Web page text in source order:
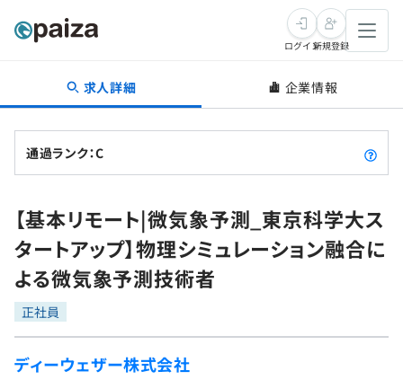
転職・キャリア
転職成功ガイド
転職エージェント
インタビュー
転職成功ガイド
新卒就活
求人検索
本選考
インターン
新卒エージェント
学習
問題集
4択課題
プログラミング言語
ゲーム・マンガ
ログイン新規登録
求人詳細 企業情報
通過ランク：C
【基本リモート|微気象予測_東京科学大ス
タートアップ】物理シミュレーション融合に
よる微気象予測技術者
正社員
ディーウェザー株式会社